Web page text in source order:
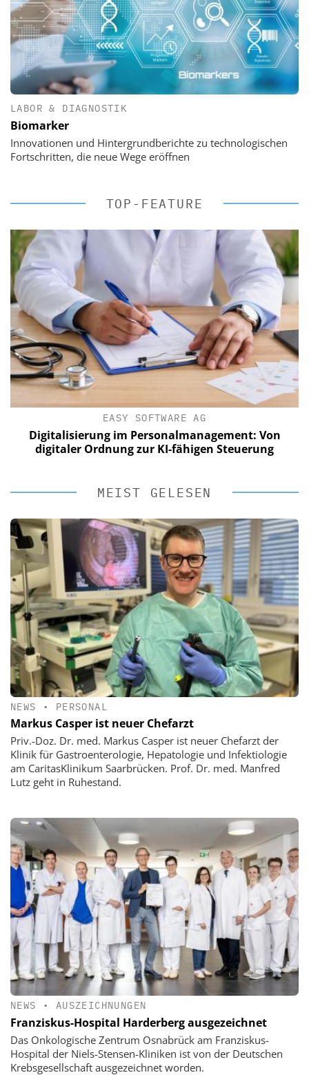
LABOR & DIAGNOSTIK
Biomarker
Innovationen und Hintergrundberichte zu technologischen
Fortschritten, die neue Wege eröffnen
TOP-FEATURE
EASY SOFTWARE AG
Digitalisierung im Personalmanagement: Von
digitaler Ordnung zur KI-fähigen Steuerung
MEIST GELESEN
NEWS • PERSONAL
Markus Casper ist neuer Chefarzt
Priv.-Doz. Dr. med. Markus Casper ist neuer Chefarzt der
Klinik für Gastroenterologie, Hepatologie und Infektiologie
am CaritasKlinikum Saarbrücken. Prof. Dr. med. Manfred
Lutz geht in Ruhestand.
NEWS • AUSZEICHNUNGEN
Franziskus-Hospital Harderberg ausgezeichnet
Das Onkologische Zentrum Osnabrück am Franziskus-
Hospital der Niels-Stensen-Kliniken ist von der Deutschen
Krebsgesellschaft ausgezeichnet worden.